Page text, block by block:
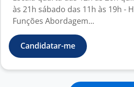
às 21h sábado das 11h às 19h -
Funções Abordagem...
Candidatar-me